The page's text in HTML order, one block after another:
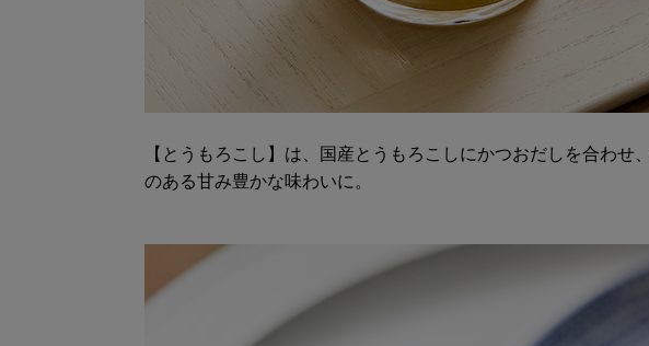
【とうもろこし】は、国産とうもろこしにかつおだしを合わせ
のある甘み豊かな味わいに。